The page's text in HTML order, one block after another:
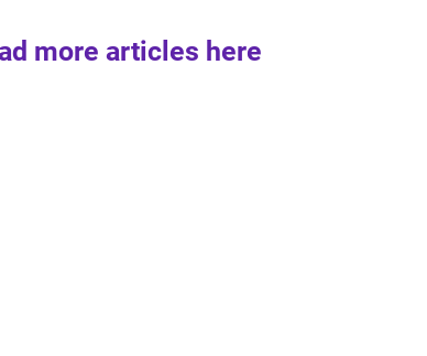
more articles here